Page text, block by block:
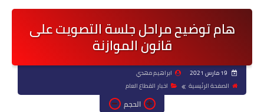
هام توضيح مراحل جلسة التصويت على
قانون الموازنة
ابراهيم مهدي
الصفحة الرئيسية
اخبار القطاع العام
الحجم